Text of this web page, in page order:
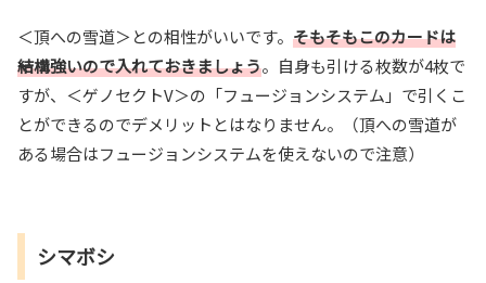
＜頂への雪道＞との相性がいいです。 そもそもこのカードは
結構強いので入れておきましょう。自身も引ける枚数が4枚で
すが、＜ゲノセクトV＞の「フュージョンシステム」で引くこ
とができるのでデメリットとはなりません。（頂への雪道が
ある場合はフュージョンシステムを使えないので注意）
シマボシ